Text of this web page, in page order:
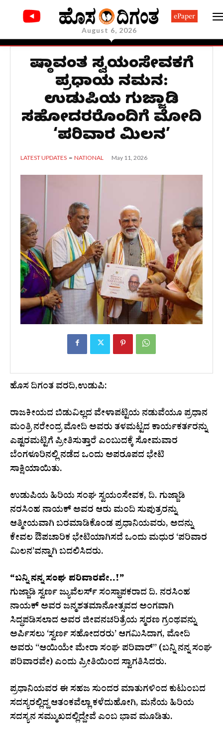
August 6, 2026
ePaper
ನಿಷ್ಠಾವಂತ ಸ್ವಯಂಸೇವಕಗೆ
ಪ್ರಧಾನಿಯ ನಮನ:
ಉಡುಪಿಯ ಗುಜ್ಜಾಡಿ
ಸಹೋದರರೊಂದಿಗೆ ಮೋದಿ
‘ಪರಿವಾರ ಮಿಲನ’
LATEST UPDATES NATIONAL May 11, 2026
ಹೊಸ ದಿಗಂತ ವರದಿ,​ಉಡುಪಿ:
ರಾಜಕೀಯದ ಬಿಡುವಿಲ್ಲದ ವೇಳಾಪಟ್ಟಿಯ ನಡುವೆಯೂ ಪ್ರಧಾನ
ಮಂತ್ರಿ ನರೇಂದ್ರ ಮೋದಿ ಅವರು ತಳಮಟ್ಟದ ಕಾರ್ಯಕರ್ತರನ್ನು
ಎಷ್ಟರಮಟ್ಟಿಗೆ ಪ್ರೀತಿಸುತ್ತಾರೆ ಎಂಬುದಕ್ಕೆ ಸೋಮವಾರ
ಬೆಂಗಳೂರಿನಲ್ಲಿ ನಡೆದ ಒಂದು ಅಪರೂಪದ ಭೇಟಿ
ಸಾಕ್ಷಿಯಾಯಿತು.
ಉಡುಪಿಯ ಹಿರಿಯ ಸಂಘ ಸ್ವಯಂಸೇವಕ, ದಿ. ಗುಜ್ಜಾಡಿ
ನರಸಿಂಹ ನಾಯಕ್ ಅವರ ಆರು ಮಂದಿ ಸುಪುತ್ರರನ್ನು
ಆತ್ಮೀಯವಾಗಿ ಬರಮಾಡಿಕೊಂಡ ಪ್ರಧಾನಿಯವರು, ಅದನ್ನು
ಕೇವಲ ಔಪಚಾರಿಕ ಭೇಟಿಯಾಗಿಸದೆ ಒಂದು ಮಧುರ ‘ಪರಿವಾರ
ಮಿಲನ’ವನ್ನಾಗಿ ಬದಲಿಸಿದರು.
​“ಬನ್ನಿ ನನ್ನ ಸಂಘ ಪರಿವಾರವೇ..!”
​ಗುಜ್ಜಾಡಿ ಸ್ವರ್ಣ ಜ್ಯುವೆಲರ್ಸ್ ಸಂಸ್ಥಾಪಕರಾದ ದಿ. ನರಸಿಂಹ
ನಾಯಕ್ ಅವರ ಜನ್ಮಶತಮಾನೋತ್ಸವದ ಅಂಗವಾಗಿ
ಸಿದ್ಧಪಡಿಸಲಾದ ಅವರ ಜೀವನಚರಿತ್ರೆಯ ಸ್ಮರಣ ಗ್ರಂಥವನ್ನು
ಅರ್ಪಿಸಲು ‘ಸ್ವರ್ಣ ಸಹೋದರರು’ ಆಗಮಿಸಿದಾಗ, ಮೋದಿ
ಅವರು “ಆಯಿಯೇ ಮೇರಾ ಸಂಘ ಪರಿವಾರ್” (ಬನ್ನಿ ನನ್ನ ಸಂಘ
ಪರಿವಾರವೇ) ಎಂದು ಪ್ರೀತಿಯಿಂದ ಸ್ವಾಗತಿಸಿದರು.
ಪ್ರಧಾನಿಯವರ ಈ ಸಹಜ ಸುಂದರ ಮಾತುಗಳಿಂದ ಕುಟುಂಬದ
ಸದಸ್ಯರಲ್ಲಿದ್ದ ಆತಂಕವೆಲ್ಲಾ ಕಳೆದುಹೋಗಿ, ಮನೆಯ ಹಿರಿಯ
ಸದಸ್ಯನ ಸಮ್ಮುಖದಲ್ಲಿದ್ದೇವೆ ಎಂಬ ಭಾವ ಮೂಡಿತು.